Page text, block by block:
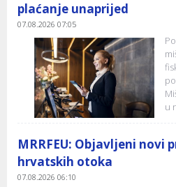
plaćanje unaprijed
07.08.2026 07:05
u
MRRFEU: Objavljeni novi
hrvatskih otoka
07.08.2026 06:10